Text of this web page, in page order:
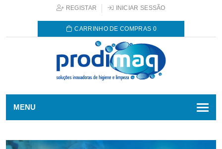
REGISTAR INICIAR SESSÃO
CARRINHO DE COMPRAS 0
MENU